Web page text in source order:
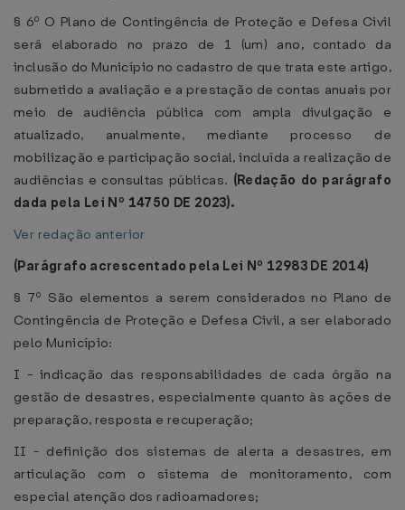
§ 6º O Plano de Contingência de Proteção e Defesa Civil
será elaborado no prazo de 1 (um) ano, contado da
inclusão do Município no cadastro de que trata este artigo,
submetido a avaliação e a prestação de contas anuais por
meio de audiência pública com ampla divulgação e
atualizado, anualmente, mediante processo de
mobilização e participação social, incluída a realização de
audiências e consultas públicas. (Redação do parágrafo
dada pela Lei Nº 14750 DE 2023).
Ver redação anterior
(Parágrafo acrescentado pela Lei Nº 12983 DE 2014)
§ 7º São elementos a serem considerados no Plano de
Contingência de Proteção e Defesa Civil, a ser elaborado
pelo Município:
I - indicação das responsabilidades de cada órgão na
gestão de desastres, especialmente quanto às ações de
preparação, resposta e recuperação;
II - definição dos sistemas de alerta a desastres, em
articulação com o sistema de monitoramento, com
especial atenção dos radioamadores;